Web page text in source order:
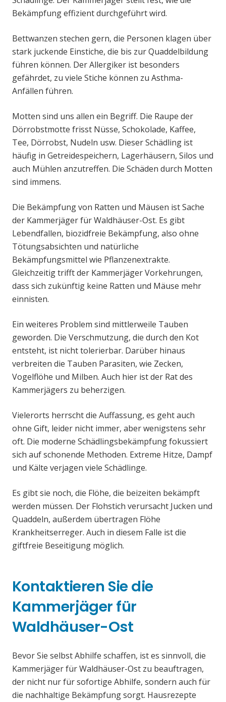
Bekämpfung effizient durchgeführt wird.
Bettwanzen stechen gern, die Personen klagen über
stark juckende Einstiche, die bis zur Quaddelbildung
führen können. Der Allergiker ist besonders
gefährdet, zu viele Stiche können zu Asthma-
Anfällen führen.
Motten sind uns allen ein Begriff. Die Raupe der
Dörrobstmotte frisst Nüsse, Schokolade, Kaffee,
Tee, Dörrobst, Nudeln usw. Dieser Schädling ist
häufig in Getreidespeichern, Lagerhäusern, Silos und
auch Mühlen anzutreffen. Die Schäden durch Motten
sind immens.
Die Bekämpfung von Ratten und Mäusen ist Sache
der Kammerjäger für Waldhäuser-Ost. Es gibt
Lebendfallen, biozidfreie Bekämpfung, also ohne
Tötungsabsichten und natürliche
Bekämpfungsmittel wie Pflanzenextrakte.
Gleichzeitig trifft der Kammerjäger Vorkehrungen,
dass sich zukünftig keine Ratten und Mäuse mehr
einnisten.
Ein weiteres Problem sind mittlerweile Tauben
geworden. Die Verschmutzung, die durch den Kot
entsteht, ist nicht tolerierbar. Darüber hinaus
verbreiten die Tauben Parasiten, wie Zecken,
Vogelflöhe und Milben. Auch hier ist der Rat des
Kammerjägers zu beherzigen.
Vielerorts herrscht die Auffassung, es geht auch
ohne Gift, leider nicht immer, aber wenigstens sehr
oft. Die moderne Schädlingsbekämpfung fokussiert
sich auf schonende Methoden. Extreme Hitze, Dampf
und Kälte verjagen viele Schädlinge.
Es gibt sie noch, die Flöhe, die beizeiten bekämpft
werden müssen. Der Flohstich verursacht Jucken und
Quaddeln, außerdem übertragen Flöhe
Krankheitserreger. Auch in diesem Falle ist die
giftfreie Beseitigung möglich.
Kontaktieren Sie die
Kammerjäger für
Waldhäuser-Ost
Bevor Sie selbst Abhilfe schaffen, ist es sinnvoll, die
Kammerjäger für Waldhäuser-Ost zu beauftragen,
der nicht nur für sofortige Abhilfe, sondern auch für
die nachhaltige Bekämpfung sorgt. Hausrezepte